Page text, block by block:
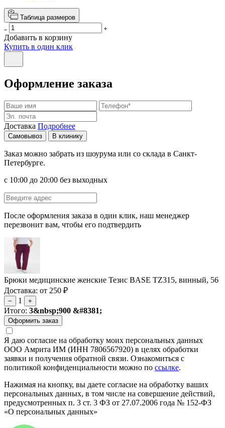
Таблица размеров
Добавить в корзину
Купить в один клик
Оформление заказа
Доставка Подробнее
Самовывоз В клинику
Заказ можно забрать из шоурума или со склада в Санкт-
Петербурге.
с 10:00 до 20:00 без выходных
После оформления заказа в один клик, наш менеджер
перезвонит вам, чтобы его подтвердить
Брюки медицинские женские Тезис BASE TZ315, винный, 56
Доставка: от 250 ₽
− 1 +
Итого: 3&nbsp;900 &#8381;
Я даю согласие на обработку моих персональных данных
ООО Амрита ИМ (ИНН 7806567920) в целях обработки
заявки и получения обратной связи. Ознакомиться с
политикой конфиденциальности можно по ссылке.
Нажимая на кнопку, вы даете согласие на обработку ваших
персональных данных, в том числе на совершение действий,
предусмотренных п. 3 ст. 3 ФЗ от 27.07.2006 года № 152-ФЗ
«О персональных данных»